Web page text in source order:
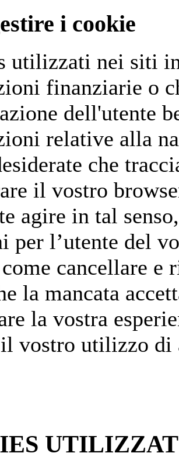
i cookie
utilizzati nei siti
finanziarie o
dell'utente
relative alla
che
il vostro
agire in tal
per l’utente del
cancellare
la mancata
la vostra
vostro utilizzo di